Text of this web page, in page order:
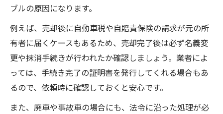
ブルの原因になります。
例えば、売却後に自動車税や自賠責保険の請求が元の所
有者に届くケースもあるため、売却完了後は必ず名義変
更や抹消手続きが行われたか確認しましょう。業者によ
っては、手続き完了の証明書を発行してくれる場合もあ
るので、依頼時に確認しておくと安心です。
また、廃車や事故車の場合にも、法令に沿った処理が必